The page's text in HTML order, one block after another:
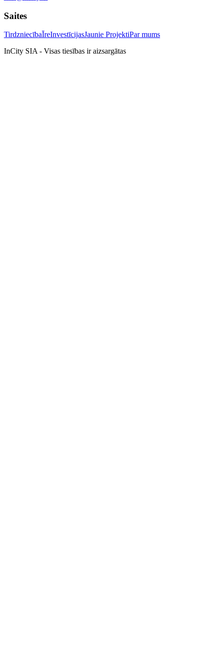
Saites
TirdzniecībaĪreInvestīcijasJaunie ProjektiPar mums
InCity SIA - Visas tiesības ir aizsargātas